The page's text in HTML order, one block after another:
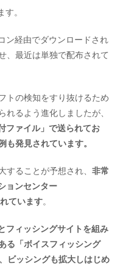
す。
ン経由でダウンロードされ
、最近は単独で配布されて
トの検知をすり抜けるため
れるよう進化しましたが、
ファイル」で送られてお
も発見されています。
することが予想され、 非常
ョンセンター
ています。
フィッシングサイトを組み
る「ボイスフィッシング
ビッシングも拡大しはじめ